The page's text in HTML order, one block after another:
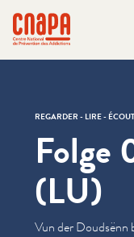
cnapa
REGARDER - LIRE -
Folge
(LU)
Vun der Doudsënn